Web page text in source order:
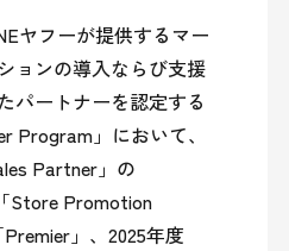
ヤフーが提供するマー
ョンの導入ならび支援
パートナーを認定する
Program」において、
Partner」の
Store Promotion
」、2025年度